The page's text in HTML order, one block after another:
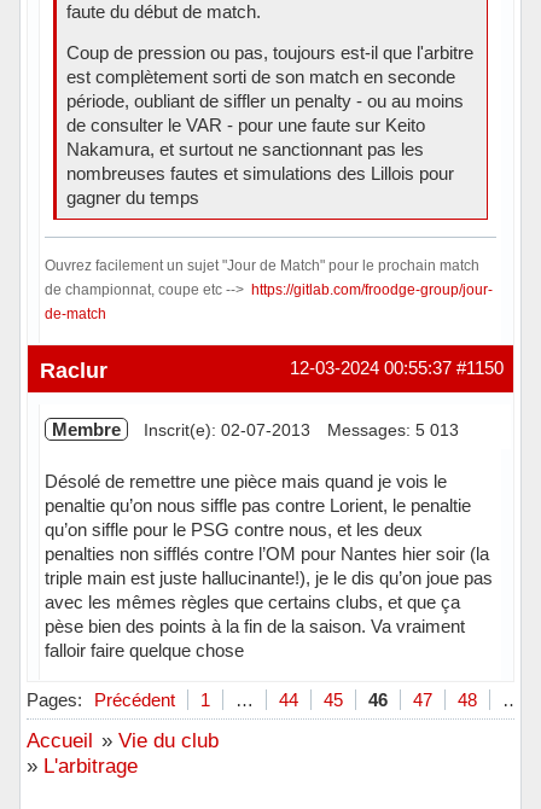
faute du début de match.
Coup de pression ou pas, toujours est-il que l'arbitre
est complètement sorti de son match en seconde
période, oubliant de siffler un penalty - ou au moins
de consulter le VAR - pour une faute sur Keito
Nakamura, et surtout ne sanctionnant pas les
nombreuses fautes et simulations des Lillois pour
gagner du temps
Ouvrez facilement un sujet "Jour de Match" pour le prochain match
de championnat, coupe etc --> https://gitlab.com/froodge-group/jour-
de-match
Hors ligne #1150
12-03-2024 00:55:37
Raclur
Membre Inscrit(e): 02-07-2013 Messages: 5 013
Désolé de remettre une pièce mais quand je vois le
penaltie qu’on nous siffle pas contre Lorient, le penaltie
qu’on siffle pour le PSG contre nous, et les deux
penalties non sifflés contre l’OM pour Nantes hier soir (la
triple main est juste hallucinante!), je le dis qu’on joue pas
avec les mêmes règles que certains clubs, et que ça
pèse bien des points à la fin de la saison. Va vraiment
falloir faire quelque chose
Hors ligne
Pages: Précédent 1 … 44 45 46 47 48 …
Accueil » Vie du club
» L'arbitrage